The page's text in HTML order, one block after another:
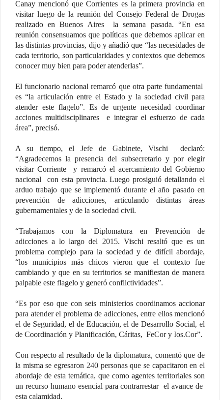
Canay mencionó que Corrientes es la primera provincia en
visitar luego de la reunión del Consejo Federal de Drogas
realizado en Buenos Aires la semana pasada. “En esa
reunión consensuamos que políticas que debemos aplicar en
las distintas provincias, dijo y añadió que “las necesidades de
cada territorio, son particularidades y contextos que debemos
conocer muy bien para poder atenderlas”.
El funcionario nacional remarcó que otra parte fundamental
es “la articulación entre el Estado y la sociedad civil para
atender este flagelo”. Es de urgente necesidad coordinar
acciones multidisciplinares e integrar el esfuerzo de cada
área”, precisó.
A su tiempo, el Jefe de Gabinete, Vischi declaró:
“Agradecemos la presencia del subsecretario y por elegir
visitar Corriente y remarcó el acercamiento del Gobierno
nacional con esta provincia. Luego prosiguió detallando el
arduo trabajo que se implementó durante el año pasado en
prevención de adicciones, articulando distintas áreas
gubernamentales y de la sociedad civil.
“Trabajamos con la Diplomatura en Prevención de
adicciones a lo largo del 2015. Vischi resaltó que es un
problema complejo para la sociedad y de difícil abordaje,
“los municipios más chicos vieron que el contexto fue
cambiando y que en su territorios se manifiestan de manera
palpable este flagelo y generó conflictividades”.
“Es por eso que con seis ministerios coordinamos accionar
para atender el problema de adicciones, entre ellos mencionó
el de Seguridad, el de Educación, el de Desarrollo Social, el
de Coordinación y Planificación, Cáritas, FeCor y Ios.Cor”.
Con respecto al resultado de la diplomatura, comentó que de
la misma se egresaron 240 personas que se capacitaron en el
abordaje de esta temática, que como agentes territoriales son
un recurso humano esencial para contrarrestar el avance de
esta calamidad.